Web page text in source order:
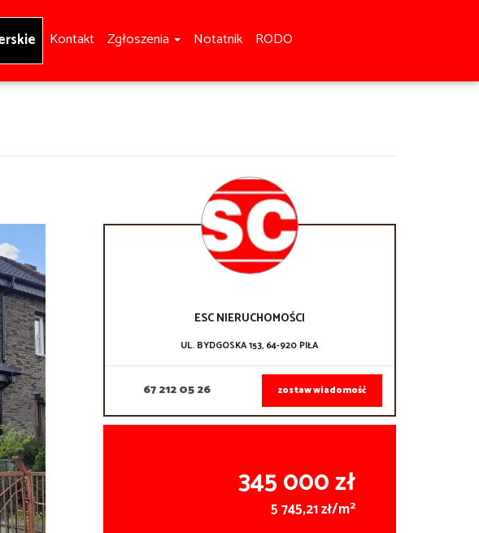
Kontakt Zgłoszenia Notatnik RODO
ESC NIERUCHOMOŚCI
UL. BYDGOSKA 153, 64-920 PIŁA
67 212 05 26 zostaw wiadomość
345 000 zł
5 745,21 zł/m2